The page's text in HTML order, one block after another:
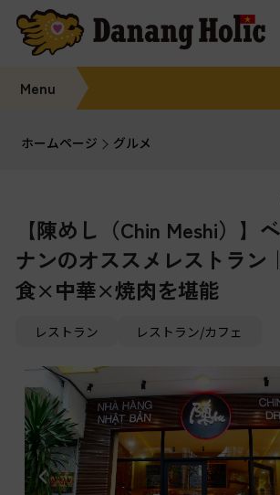
Menu
ホームページ グルメ
【陳めし（Chin Meshi）】
ナンのオススメレストラン
食×中華×焼肉を堪能
レストラン レストラン/カフェ